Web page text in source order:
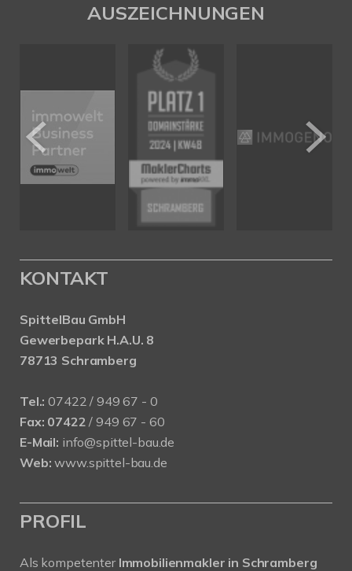
AUSZEICHNUNGEN
KONTAKT
SpittelBau GmbH
Gewerbepark H.A.U. 8
78713 Schramberg
Tel.: 07422 / 949 67 - 0
Fax: 07422 / 949 67 - 60
E-Mail: info@spittel-bau.de
Web: www.spittel-bau.de
PROFIL
Als kompetenter Immobilienmakler in Schramberg